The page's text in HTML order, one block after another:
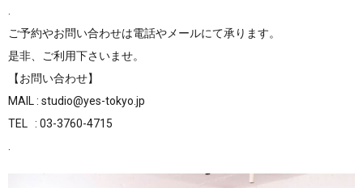
ご予約やお問い合わせは電話やメールにて承ります。
是非、ご利用下さいませ。
【お問い合わせ】
MAIL : studio@yes-tokyo.jp
TEL : 03-3760-4715